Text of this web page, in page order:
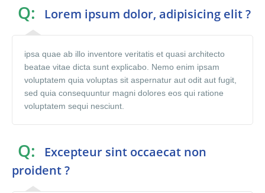
Q: Lorem ipsum dolor, adipisicing elit ?
ipsa quae ab illo inventore veritatis et quasi architecto
beatae vitae dicta sunt explicabo. Nemo enim ipsam
voluptatem quia voluptas sit aspernatur aut odit aut fugit,
sed quia consequuntur magni dolores eos qui ratione
voluptatem sequi nesciunt.
Q:
Excepteur sint occaecat non
proident ?